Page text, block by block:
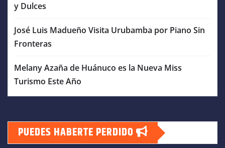
y Dulces
José Luis Madueño Visita Urubamba por Piano Sin
Fronteras
Melany Azaña de Huánuco es la Nueva Miss
Turismo Este Año
PUEDES HABERTE PERDIDO